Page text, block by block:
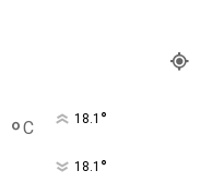
°C 18.1 °
18.1 °